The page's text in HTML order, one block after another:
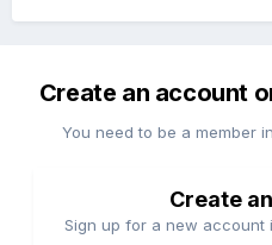
Create an account
You need to be a member
Create
Sign up for a new account